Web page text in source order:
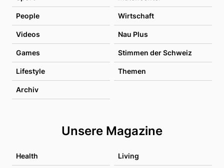
People Wirtschaft
Videos Nau Plus
Games Stimmen der Schweiz
Lifestyle Themen
Archiv
Unsere Magazine
Health Living